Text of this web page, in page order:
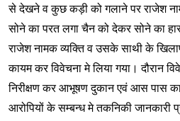
से देखने व कुछ कड़ी को गलाने पर राजेश
सोने का परत लगा चैन को देकर सोने का
राजेश नामक व्यक्ति व उसके साथी के
कायम कर विवेचना मे लिया गया। दौरान
निरीक्षण कर आभूषण दुकान एवं आस पास
आरोपियों के सम्बन्ध मे तकनिकी जानकारी